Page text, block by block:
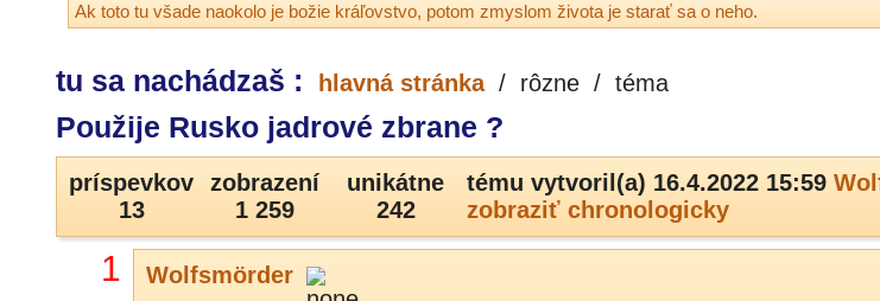
Ak toto tu všade naokolo je božie kráľovstvo, potom zmyslom života je starať sa o neho.
tu sa nachádzaš : hlavná stránka / rôzne / téma
Použije Rusko jadrové zbrane ?
príspevkov
13
zobrazení
1 259
unikátne
242
tému vytvoril(a) 16.4.2022 15:59
zobraziť chronologicky
1 Wolfsmörder